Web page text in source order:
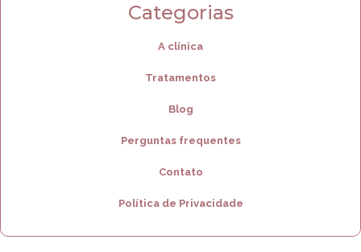
Categorias
A clínica
Tratamentos
Blog
Perguntas frequentes
Contato
Política de Privacidade